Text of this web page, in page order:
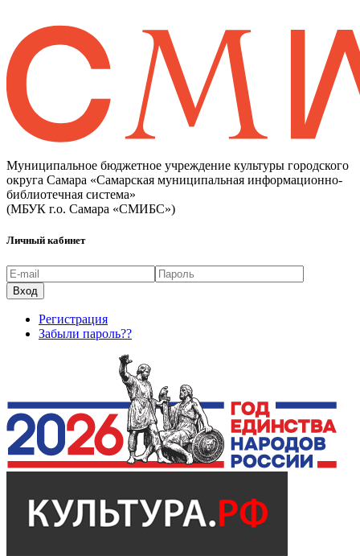
Муниципальное бюджетное учреждение культуры городского
округа Самара «Самарская муниципальная информационно-
библиотечная система»
(МБУК г.о. Самара «СМИБС»)
Личный кабинет
Регистрация
Забыли пароль??